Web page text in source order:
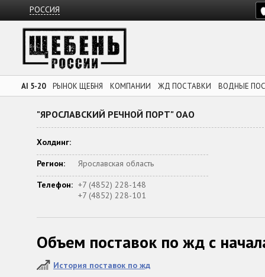
РОССИЯ
AI 5-20 РЫНОК ЩЕБНЯ КОМПАНИИ ЖД ПОСТАВКИ ВОДНЫЕ
"ЯРОСЛАВСКИЙ РЕЧНОЙ ПОРТ" ОАО
Холдинг:
Регион:
Ярославская область
Телефон: +7 (4852) 228-148
+7 (4852) 228-101
Объем поставок по жд с
История поставок по жд